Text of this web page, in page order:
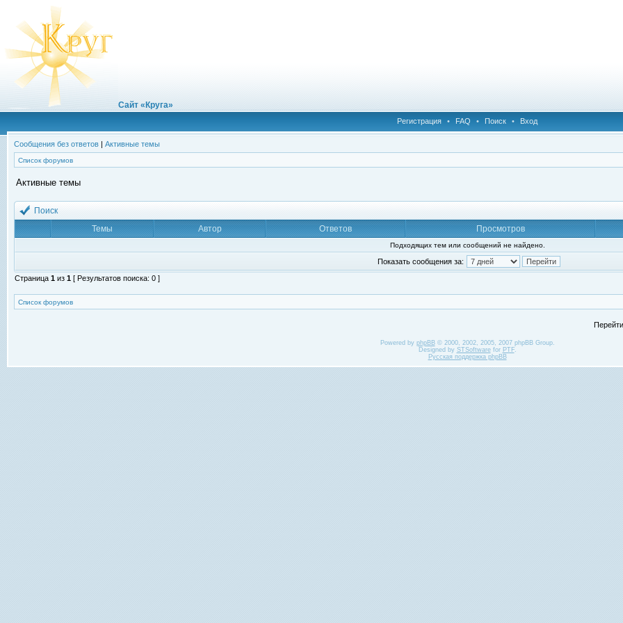
Сайт «Круга»
Регистрация • FAQ • Поиск • Вход
Сообщения без ответов | Активные темы
Список форумов
Активные темы
Поиск
Темы
Автор Ответов Просмотров
Подходящих тем или сообщений не найдено.
Показать сообщения за:
Страница 1 из 1 [ Результатов поиска: 0 ]
Список форумов
Powered by phpBB© 2000, 2002, 2005, 2007 phpBB Group.
Designed by STSoftwarefor PTF.
Русская поддержка phpBB